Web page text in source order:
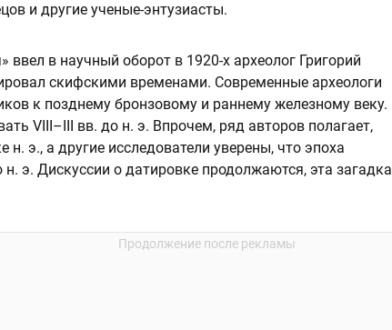
и другие ученые-энтузиасты.
в научный оборот в 1920-х археолог Григорий
скифскими временами. Современные археологи
к позднему бронзовому и раннему железному веку.
VIII–III вв. до н. э. Впрочем, ряд авторов полагает,
н. э., а другие исследователи уверены, что эпоха
э. Дискуссии о датировке продолжаются, эта загадка